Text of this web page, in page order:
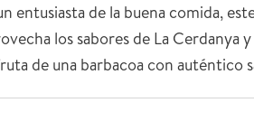
entusiasta de la buena comida,
los sabores de La
de una barbacoa con auténtico